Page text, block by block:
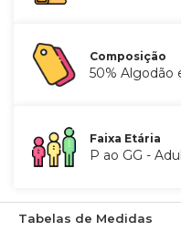
Composição
50% Algodão
Faixa Etária
P ao GG -
Tabelas de Medidas